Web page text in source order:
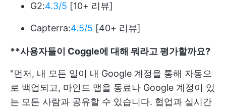
G2:4.3/5 [10+ 리뷰]
Capterra:4.5/5 [40+ 리뷰]
**사용자들이 Coggle에 대해 뭐라고 평가할까요?
"먼저, 내 모든 일이 내 Google 계정을 통해 자동으
로 백업되고, 마인드 맵을 동료나 Google 계정이 있
는 모든 사람과 공유할 수 있습니다. 협업과 실시간